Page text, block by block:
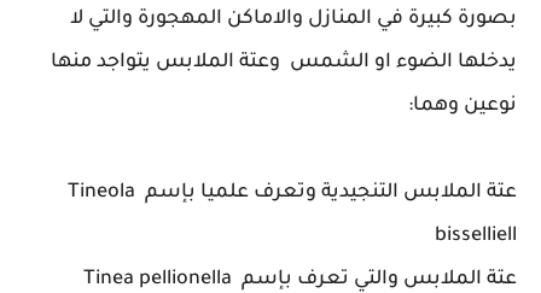
بصورة كبيرة في المنازل والاماكن المهجورة والتي لا
يدخلها الضوء او الشمس وعتة الملابس يتواجد منها
نوعين وهما:
عتة الملابس التنجيدية وتعرف علميا بإسم Tineola
bisselliell
عتة الملابس والتي تعرف بإسم Tinea pellionella